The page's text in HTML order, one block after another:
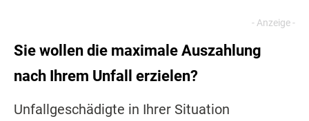
Sie wollen die maximale Auszahlung
nach Ihrem Unfall erzielen?
Unfallgeschädigte in Ihrer Situation